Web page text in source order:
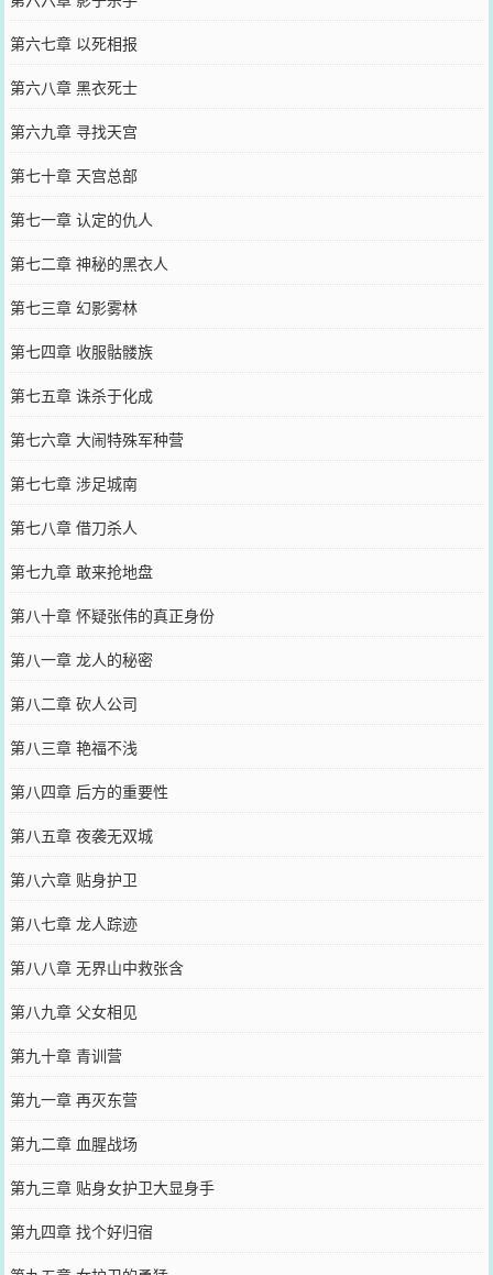
第六七章 以死相报
第六八章 黑衣死士
第六九章 寻找天宫
第七十章 天宫总部
第七一章 认定的仇人
第七二章 神秘的黑衣人
第七三章 幻影雾林
第七四章 收服骷髅族
第七五章 诛杀于化成
第七六章 大闹特殊军种营
第七七章 涉足城南
第七八章 借刀杀人
第七九章 敢来抢地盘
第八十章 怀疑张伟的真正身份
第八一章 龙人的秘密
第八二章 砍人公司
第八三章 艳福不浅
第八四章 后方的重要性
第八五章 夜袭无双城
第八六章 贴身护卫
第八七章 龙人踪迹
第八八章 无界山中救张含
第八九章 父女相见
第九十章 青训营
第九一章 再灭东营
第九二章 血腥战场
第九三章 贴身女护卫大显身手
第九四章 找个好归宿